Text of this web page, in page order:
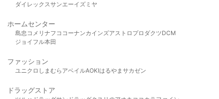
ダイレックスサンエーイズミヤ
ホームセンター
島忠 コメリ ナフコ コーナンカインズアストロプロダクツDCM
ジョイフル本田
ファッション
ユニクロ しまむら アベイルAOKIはるやま サカゼン
ドラッグストア